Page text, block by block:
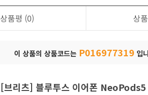
상품평 (0) 상
이 상품의 상품코드는 P016977319 입
[브리츠] 블루투스 이어폰